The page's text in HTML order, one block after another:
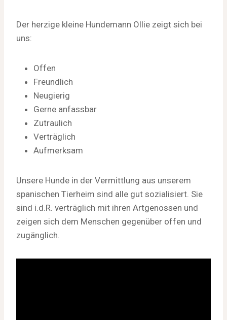
Der herzige kleine Hundemann Ollie zeigt sich bei
uns:
Offen
Freundlich
Neugierig
Gerne anfassbar
Zutraulich
Verträglich
Aufmerksam
Unsere Hunde in der Vermittlung aus unserem
spanischen Tierheim sind alle gut sozialisiert. Sie
sind i.d.R. verträglich mit ihren Artgenossen und
zeigen sich dem Menschen gegenüber offen und
zugänglich.